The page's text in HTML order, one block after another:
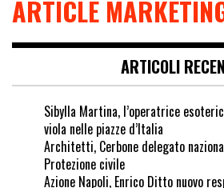
ARTICLE
ARTICOLI
Sibylla Martina, l’operatrice
viola nelle piazze d’Italia
Architetti, Cerbone delegato
Protezione civile
Azione Napoli, Enrico Ditto nuovo